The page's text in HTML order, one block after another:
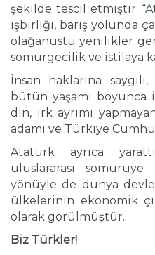
şekilde tescil etmiştir:
işbirliği, barış yolunda
olağanüstü yenilikler
sömürgecilik ve istilaya
İnsan haklarına
bütün yaşamı boyunca
din, ırk ayrımı
adamı ve Türkiye
Atatürk ayrıca
uluslararası sömürüye
yönüyle de dünya
ülkelerinin ekonomik
olarak görülmüştür.
Biz Türkler!